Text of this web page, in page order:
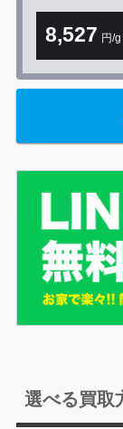
8,527 円/g
選べる買取